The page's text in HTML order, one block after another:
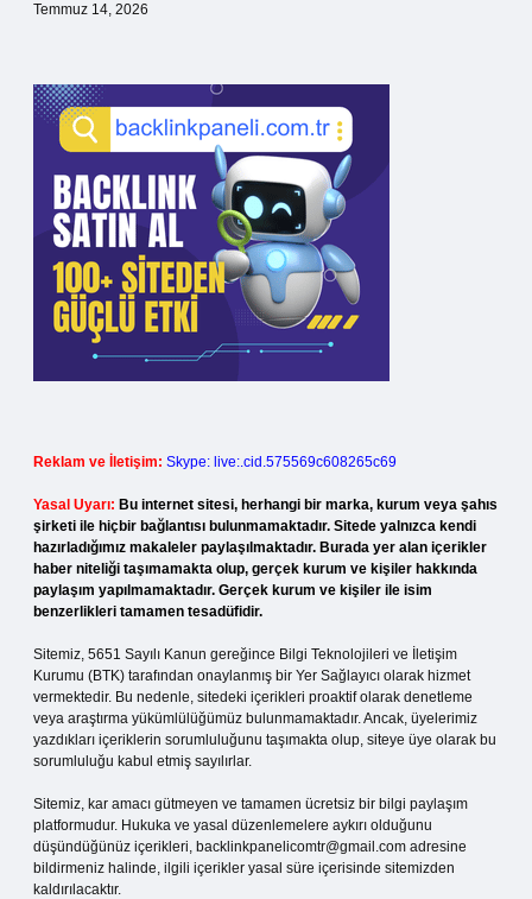
Temmuz 14, 2026
Reklam ve İletişim: Skype: live:.cid.575569c608265c69
Yasal Uyarı: Bu internet sitesi, herhangi bir marka, kurum veya şahıs
şirketi ile hiçbir bağlantısı bulunmamaktadır. Sitede yalnızca kendi
hazırladığımız makaleler paylaşılmaktadır. Burada yer alan içerikler
haber niteliği taşımamakta olup, gerçek kurum ve kişiler hakkında
paylaşım yapılmamaktadır. Gerçek kurum ve kişiler ile isim
benzerlikleri tamamen tesadüfidir.
Sitemiz, 5651 Sayılı Kanun gereğince Bilgi Teknolojileri ve İletişim
Kurumu (BTK) tarafından onaylanmış bir Yer Sağlayıcı olarak hizmet
vermektedir. Bu nedenle, sitedeki içerikleri proaktif olarak denetleme
veya araştırma yükümlülüğümüz bulunmamaktadır. Ancak, üyelerimiz
yazdıkları içeriklerin sorumluluğunu taşımakta olup, siteye üye olarak bu
sorumluluğu kabul etmiş sayılırlar.
Sitemiz, kar amacı gütmeyen ve tamamen ücretsiz bir bilgi paylaşım
platformudur. Hukuka ve yasal düzenlemelere aykırı olduğunu
düşündüğünüz içerikleri, backlinkpanelicomtr@gmail.com adresine
bildirmeniz halinde, ilgili içerikler yasal süre içerisinde sitemizden
kaldırılacaktır.